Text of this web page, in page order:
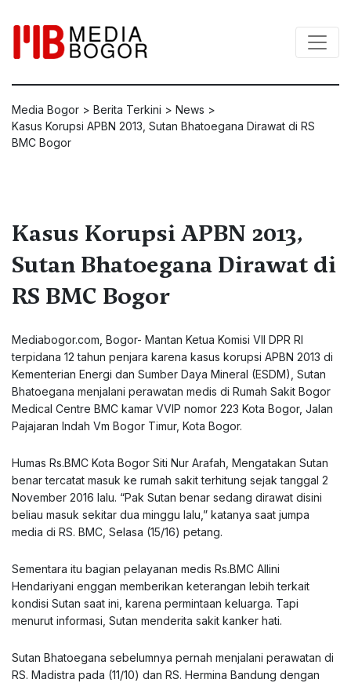
Media Bogor > Berita Terkini > News >
Kasus Korupsi APBN 2013, Sutan Bhatoegana Dirawat di RS
BMC Bogor
Kasus Korupsi APBN 2013,
Sutan Bhatoegana Dirawat di
RS BMC Bogor
Mediabogor.com , Bogor- Mantan Ketua Komisi VII DPR RI
terpidana 12 tahun penjara karena kasus korupsi APBN 2013 di
Kementerian Energi dan Sumber Daya Mineral (ESDM), Sutan
Bhatoegana menjalani perawatan medis di Rumah Sakit Bogor
Medical Centre BMC kamar VVIP nomor 223 Kota Bogor, Jalan
Pajajaran Indah Vm Bogor Timur, Kota Bogor.
Humas Rs.BMC Kota Bogor Siti Nur Arafah, Mengatakan Sutan
benar tercatat masuk ke rumah sakit terhitung sejak tanggal 2
November 2016 lalu. “Pak Sutan benar sedang dirawat disini
beliau masuk sekitar dua minggu lalu,” katanya saat jumpa
media di RS. BMC, Selasa (15/16) petang.
Sementara itu bagian pelayanan medis Rs.BMC Allini
Hendariyani enggan memberikan keterangan lebih terkait
kondisi Sutan saat ini, karena permintaan keluarga. Tapi
menurut informasi, Sutan menderita sakit kanker hati.
Sutan Bhatoegana sebelumnya pernah menjalani perawatan di
RS. Madistra pada (11/10) dan RS. Hermina Bandung dengan